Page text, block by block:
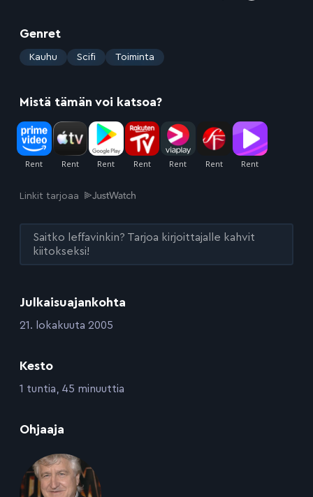
Julkaisuajankohta
:21. lokakuuta 2005
Kesto
:1 tuntia, 45 minuuttia
Ohjaaja
Genret
: Kauhu Scifi Toiminta
Mistä tämän voi katsoa?
Linkit tarjoaa
Saitko leffavinkin? Tarjoa kirjoittajalle kahvit
kiitokseksi!